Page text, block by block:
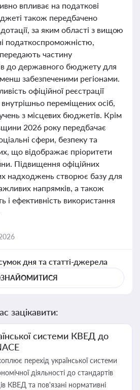
впливає на податкові
також передбачено
за яким області з вищою
податкоспроможністю,
частину
до державного бюджету для
забезпеченими регіонами.
офіційної реєстрації
переміщених осіб,
з місцевих бюджетів. Крім
2026 року передбачає
сфери, безпеку та
що відображає пріоритети
Підвищення офіційних
надходжень створює базу для
напрямків, а також
і ефективність використання
дня та статті-джерела
зацікавити:
системи КВЕД до
перехід української системи
діяльності до стандартів
КВЕД та пов'язані нормативні